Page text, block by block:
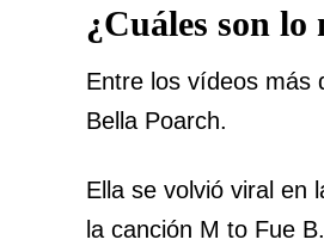
¿Cuáles son lo
Entre los vídeos más
Bella Poarch.
Ella se volvió viral en
la canción M to Fue B.